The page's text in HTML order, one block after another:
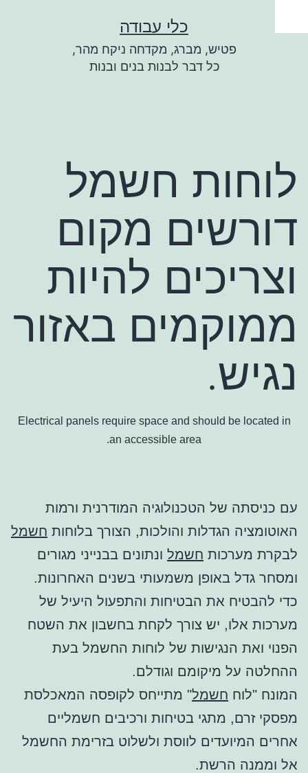
לתוכן
כלי עבודה
פטיש, מברג, מקדחה ניקח מהר,
כל דבר לבנות בנים ובנות
לוחות חשמל
דורשים מקום
וצריכים להיות
ממוקמים באזור
נגיש.
Electrical panels require space and should be located in
an accessible area.
עם כניסתה של הטכנולוגיה המודרנית ורמות
האוטומציה הגדלות והולכות, הצורך בלוחות חשמל
לבקרת מערכות חשמל ונתונים בבנייני מגורים
ומסחר גדל באופן משמעותי בשנים האחרונות.
כדי להבטיח את הבטיחות והתפעול היעיל של
מערכות אלו, יש צורך לקחת בחשבון את השטח
הפנוי ואת הנגישות של לוחות החשמל בעת
ההחלטה על מיקומם וגודלם.
המונח "לוח חשמל" מתייחס לקופסה המאכלסת
מפסקי זרם, מתגי בטיחות ורכיבים חשמליים
אחרים המיועדים לווסת ולשלוט בזרימת החשמל
אל וממנה הרשת.